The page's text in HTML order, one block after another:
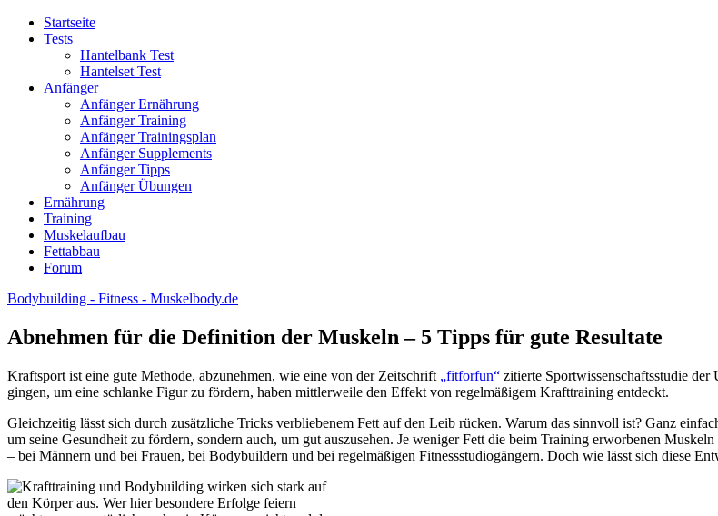
Startseite
Tests
Hantelbank Test
Hantelset Test
Anfänger
Anfänger Ernährung
Anfänger Training
Anfänger Trainingsplan
Anfänger Supplements
Anfänger Tipps
Anfänger Übungen
Ernährung
Training
Muskelaufbau
Fettabbau
Forum
Bodybuilding - Fitness - Muskelbody.de
Abnehmen für die Definition der Muskeln – 5 Tipps für gute Resultate
Kraftsport ist eine gute Methode, abzunehmen, wie eine von der Zeitschrift „fitforfun“ zitierte Sportwissenschaftsstudie
gingen, um eine schlanke Figur zu fördern, haben mittlerweile den Effekt von regelmäßigem Krafttraining entdeckt.
Gleichzeitig lässt sich durch zusätzliche Tricks verbliebenem Fett auf den Leib rücken. Warum das sinnvoll ist? Ganz
um seine Gesundheit zu fördern, sondern auch, um gut auszusehen. Je weniger Fett die beim Training erworbenen
– bei Männern und bei Frauen, bei Bodybuildern und bei regelmäßigen Fitnessstudiogängern. Doch wie lässt sich diese